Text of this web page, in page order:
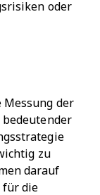
oder
Messung der
zu
darauf
für die